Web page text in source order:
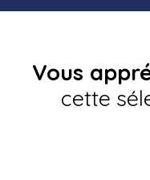
Vous
cette